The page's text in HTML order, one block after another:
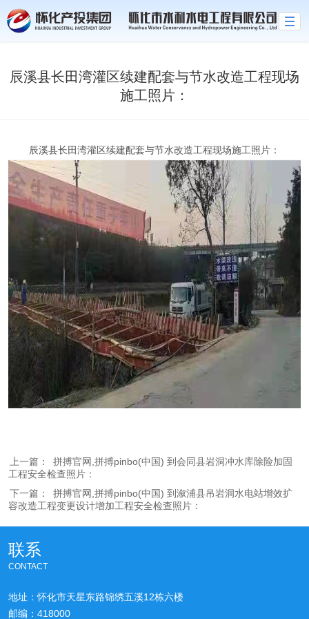
拼搏官网,拼搏pinbo(中国)
辰溪县长田湾灌区续建配套与节水改造工程现场
施工照片：
辰溪县长田湾灌区续建配套与节水改造工程现场施工照片：
上一篇：
拼搏官网,拼搏pinbo(中国) 到会同县岩洞冲水库除险加固
工程安全检查照片：
下一篇：
拼搏官网,拼搏pinbo(中国) 到溆浦县吊岩洞水电站增效扩
容改造工程变更设计增加工程安全检查照片：
联系
CONTACT
地址：怀化市天星东路锦绣五溪12栋六楼
邮编：418000